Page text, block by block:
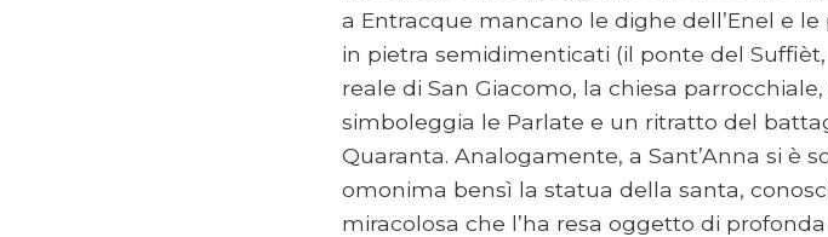
a Entracque mancano le dighe dell’Enel e
in pietra semidimenticati (il ponte del
reale di San Giacomo, la chiesa
simboleggia le Parlate e un ritratto del
Quaranta. Analogamente, a Sant’Anna si è
omonima bensì la statua della santa,
miracolosa che l’ha resa oggetto di